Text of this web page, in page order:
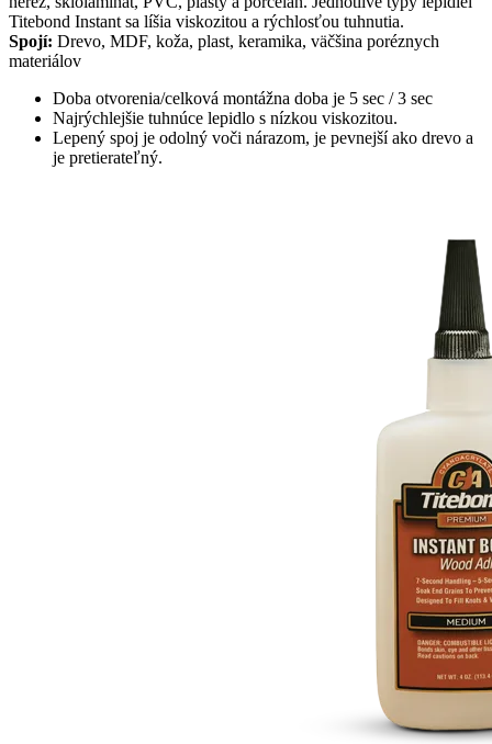
Titebond Instant sa líšia viskozitou a rýchlosťou tuhnutia.
Spojí: Drevo, MDF, koža, plast, keramika, väčšina poréznych
materiálov
Doba otvorenia/celková montážna doba je 5 sec / 3 sec
Najrýchlejšie tuhnúce lepidlo s nízkou viskozitou.
Lepený spoj je odolný voči nárazom, je pevnejší ako drevo a
je pretierateľný.